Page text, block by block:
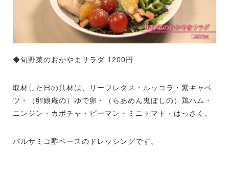
◆旬野菜のおかやまサラダ 1200円
取材した日の具材は、リーフレタス・ルッコラ・紫キャベ
ツ・（卵娘庵の）ゆで卵・（らあめん鬼ぼしの）鶏ハム・
ニンジン・カボチャ・ピーマン・ミニトマト・はっさく。
バルサミコ酢ベースのドレッシングです。